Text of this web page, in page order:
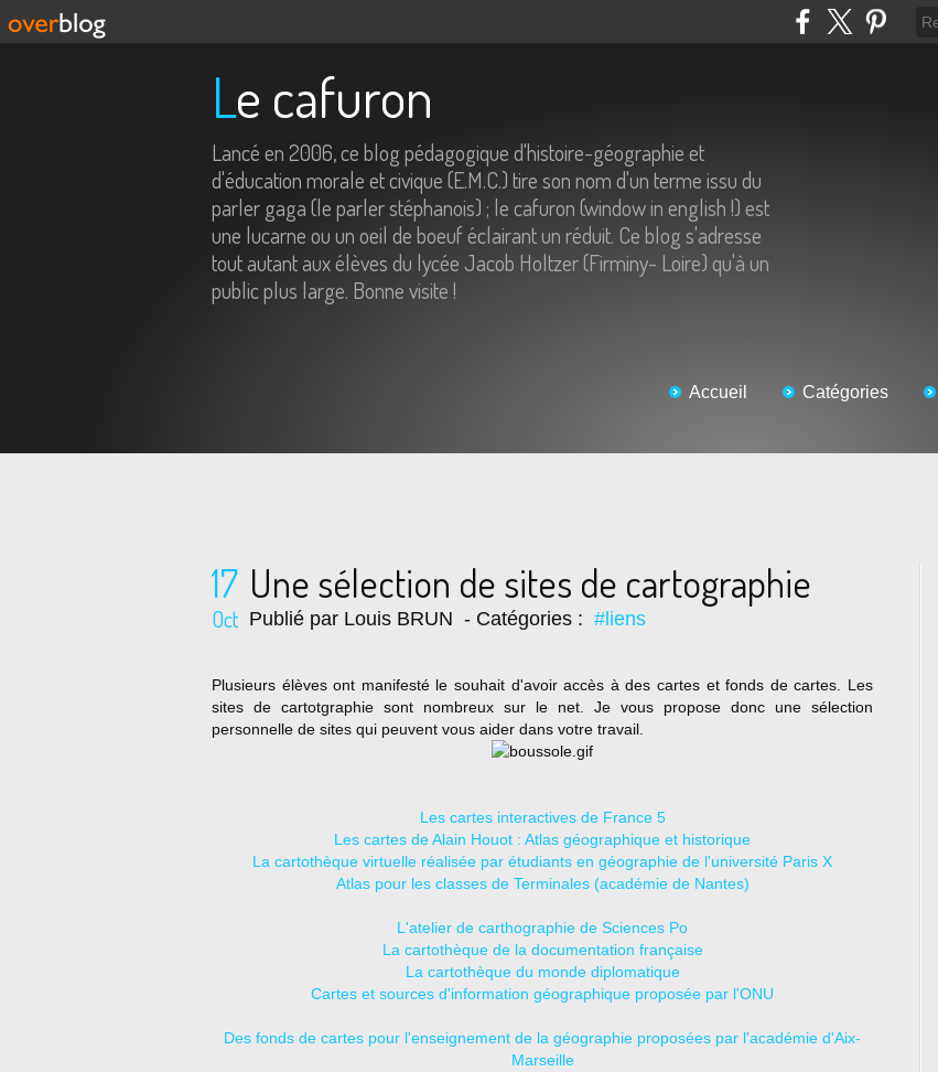
Le cafuron
Lancé en 2006, ce blog pédagogique d'histoire-géographie et
d'éducation morale et civique (E.M.C.) tire son nom d'un terme issu du
parler gaga (le parler stéphanois) ; le cafuron (window in english !) est
une lucarne ou un oeil de boeuf éclairant un réduit. Ce blog s'adresse
tout autant aux élèves du lycée Jacob Holtzer (Firminy- Loire) qu'à un
public plus large. Bonne visite !
Accueil Catégories
17
Oct
Une sélection de sites de cartographie
Publié par Louis BRUN - Catégories : #liens
Plusieurs élèves ont manifesté le souhait d'avoir accès à des cartes et fonds de cartes. Les
sites de cartotgraphie sont nombreux sur le net. Je vous propose donc une sélection
personnelle de sites qui peuvent vous aider dans votre travail.
Les cartes interactives de France 5
Les cartes de Alain Houot : Atlas géographique et historique
La cartothèque virtuelle réalisée par étudiants en géographie de l'université Paris X
Atlas pour les classes de Terminales (académie de Nantes)
L'atelier de carthographie de Sciences Po
La cartothèque de la documentation française
La cartothèque du monde diplomatique
Cartes et sources d'information géographique proposée par l'ONU
Des fonds de cartes pour l'enseignement de la géographie proposées par l'académie d'Aix-
Marseille